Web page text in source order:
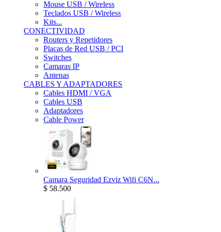
Mouse USB / Wireless
Teclados USB / Wireless
Kits...
CONECTIVIDAD
Routers y Repetidores
Placas de Red USB / PCI
Switches
Camaras IP
Antenas
CABLES Y ADAPTADORES
Cables HDMI / VGA
Cables USB
Adaptadores
Cable Power
Camara Seguridad Ezviz Wifi C6N...
$ 58.500